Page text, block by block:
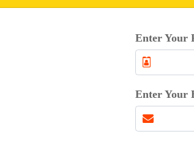
Enter Your
Enter Your